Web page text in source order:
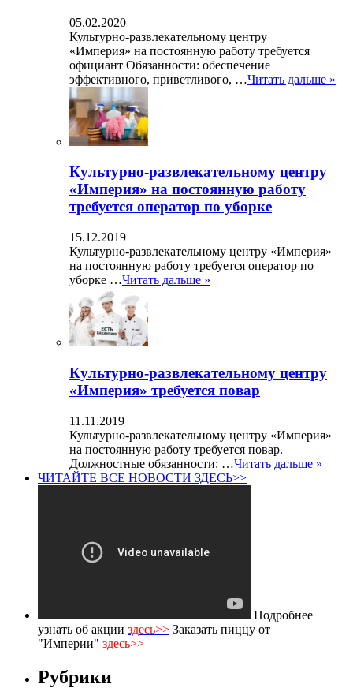
05.02.2020
Культурно-развлекательному центру
«Империя» на постоянную работу требуется
официант Обязанности: обеспечение
эффективного, приветливого, …Читать дальше »
Культурно-развлекательному центру
«Империя» на постоянную работу
требуется оператор по уборке
15.12.2019
Культурно-развлекательному центру «Империя»
на постоянную работу требуется оператор по
уборке …Читать дальше »
Культурно-развлекательному центру
«Империя» требуется повар
11.11.2019
Культурно-развлекательному центру «Империя»
на постоянную работу требуется повар.
Должностные обязанности: …Читать дальше »
ЧИТАЙТЕ ВСЕ НОВОСТИ ЗДЕСЬ>>
Подробнее
узнать об акции здесь>> Заказать пиццу от
"Империи" здесь>>
Рубрики